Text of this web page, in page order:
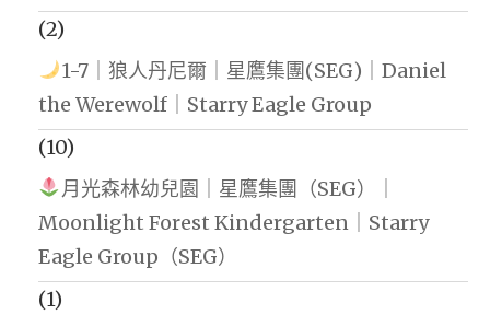
(2)
1-7｜狼人丹尼爾｜星鷹集團(SEG)｜Daniel
the Werewolf｜Starry Eagle Group
(10)
月光森林幼兒園｜星鷹集團（SEG）｜
Moonlight Forest Kindergarten｜Starry
Eagle Group（SEG）
(1)